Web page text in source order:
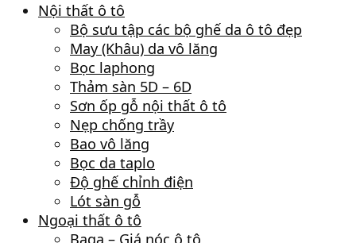
Nội thất ô tô
Bộ sưu tập các bộ ghế da ô tô đẹp
May (Khâu) da vô lăng
Bọc laphong
Thảm sàn 5D – 6D
Sơn ốp gỗ nội thất ô tô
Nẹp chống trầy
Bao vô lăng
Bọc da taplo
Độ ghế chỉnh điện
Lót sàn gỗ
Ngoại thất ô tô